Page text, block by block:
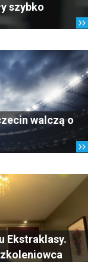
szybko
walczą o
Ekstraklasy.